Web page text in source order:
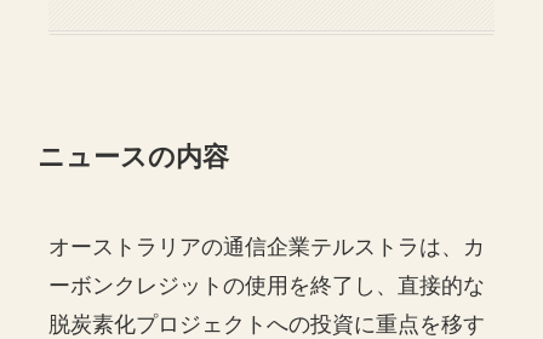
ニュースの内容
オーストラリアの通信企業テルストラは、カ
ーボンクレジットの使用を終了し、直接的な
脱炭素化プロジェクトへの投資に重点を移す